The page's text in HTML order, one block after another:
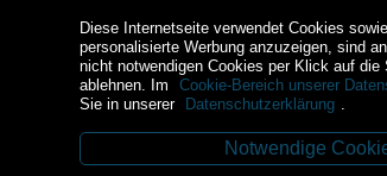
Kontakt
Diese Internetseite verwendet Cookies
personalisierte Werbung anzuzeigen, sind
nicht notwendigen Cookies per Klick auf die
ablehnen. Im
Cookie-Bereich unserer
Sie in unserer
Datenschutzerklärung
Notwendige